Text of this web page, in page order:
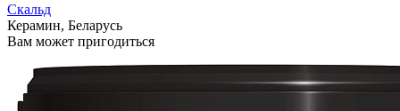
Скальд
Керамин, Беларусь
Вам может пригодиться